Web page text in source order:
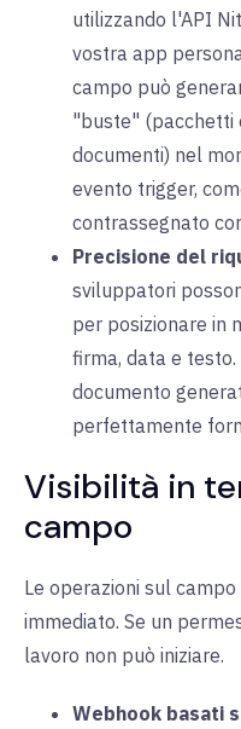
utilizzando l'API
vostra app
campo può
"buste" (pacchetti
documenti) nel
evento trigger,
contrassegnato
Precisione del
sviluppatori
per posizionare in
firma, data e testo.
documento
perfettamente
Visibilità in
campo
Le operazioni sul
immediato. Se un
lavoro non può iniziare.
Webhook basati